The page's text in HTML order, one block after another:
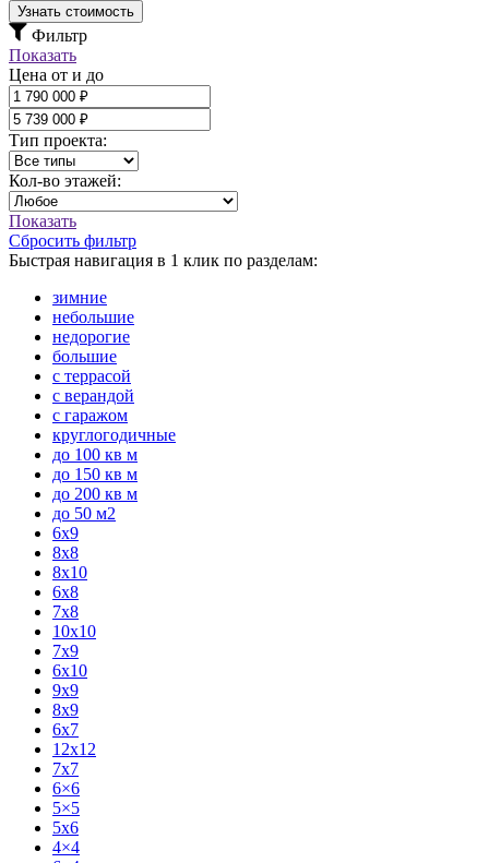
Узнать стоимость
Фильтр
Показать
Цена от и до
Тип проекта:
Кол-во этажей:
Показать
Сбросить фильтр
Быстрая навигация в 1 клик по разделам:
зимние
небольшие
недорогие
большие
с террасой
с верандой
с гаражом
круглогодичные
до 100 кв м
до 150 кв м
до 200 кв м
до 50 м2
6x9
8x8
8x10
6x8
7x8
10x10
7x9
6x10
9x9
8x9
6x7
12x12
7х7
6×6
5×5
5x6
4×4